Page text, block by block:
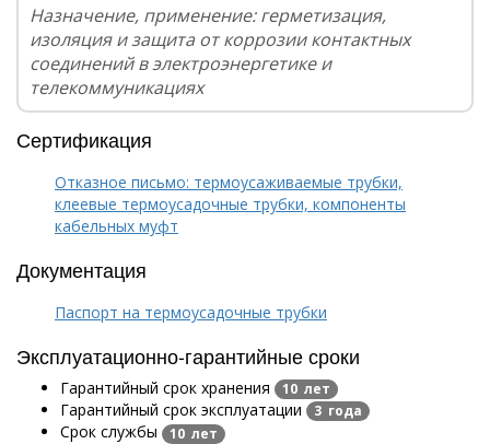
Назначение, применение: герметизация,
изоляция и защита от коррозии контактных
соединений в электроэнергетике и
телекоммуникациях
Сертификация
Отказное письмо: термоусаживаемые трубки,
клеевые термоусадочные трубки, компоненты
кабельных муфт
Документация
Паспорт на термоусадочные трубки
Эксплуатационно-гарантийные сроки
Гарантийный срок хранения 10 лет
Гарантийный срок эксплуатации 3 года
Срок службы 10 лет